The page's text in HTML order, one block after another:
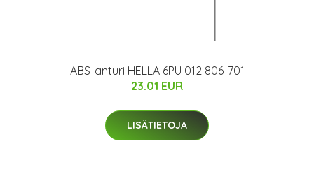
ABS-anturi HELLA 6PU 012 806-701
23.01 EUR
LISÄTIETOJA